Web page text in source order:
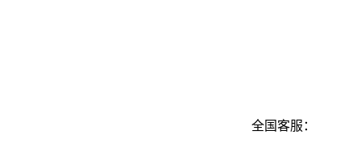
全国客服：